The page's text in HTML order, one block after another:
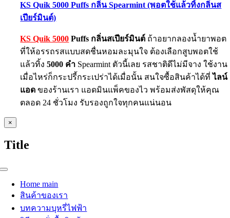
KS Quik 5000 Puffs กลิ่น Spearmint (พอตใช้แล้วทิ้งกลิ่นส
เปียร์มินต์)
KS Quik 5000 Puffs กลิ่นสเปียร์มินต์ ถ้าอยากลองน้ำยาพอต
ที่ให้อรรถรสแบบสดชื่นหอมละมุนใจ ต้องเลือกสูบพอตใช้
แล้วทิ้ง5000 คำ Spearmint ตัวนี้เลย รสชาติดีไม่มีจาง ใช้งาน
เมื่อไหร่ก็กระปรี้กระเปร่าได้เมื่อนั้น สนใจซื้อสินค้าได้ที่ไลน์
แอด ของร้านเรา แอดมินแพ็คของไว พร้อมส่งพัสดุให้คุณ
ตลอด 24 ชั่วโมง รับรองถูกใจทุกคนแน่นอน
Close
product
view
×
Title
Toggle
NavigationHome main
สินค้าของเรา
บทความบุหรี่ไฟฟ้า